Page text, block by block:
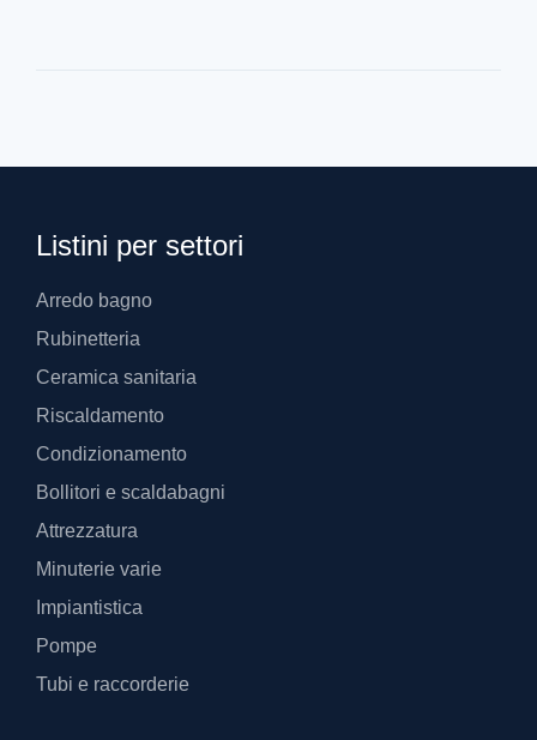
Listini per settori
Arredo bagno
Rubinetteria
Ceramica sanitaria
Riscaldamento
Condizionamento
Bollitori e scaldabagni
Attrezzatura
Minuterie varie
Impiantistica
Pompe
Tubi e raccorderie